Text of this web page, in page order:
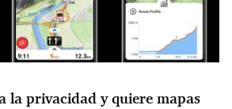
la privacidad y quiere mapas